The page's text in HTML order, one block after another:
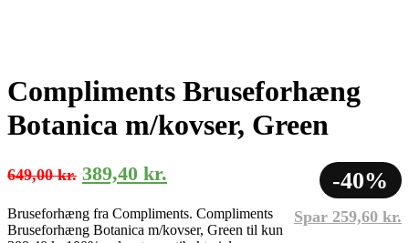
Compliments Bruseforhæng
Botanica m/kovser, Green
649,00kr. Den
pris
389,40 kr.
pris
-40%
Spar 259,60 kr.
Bruseforhæng fra Compliments. Compliments
Bruseforhæng Botanica m/kovser, Green til kun